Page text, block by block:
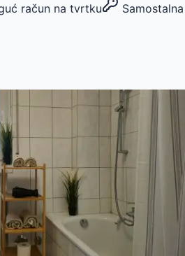
račun na tvrtku
Samostalna